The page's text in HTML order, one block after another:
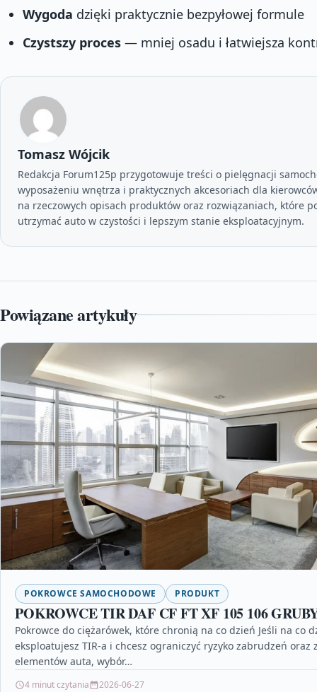
Wygoda dzięki praktycznie bezpyłowej formule
Czystszy proces— mniej osadu i łatwiejsza
Tomasz Wójcik
Redakcja Forum125p przygotowuje treści o pielęgnacji
wyposażeniu wnętrza i praktycznych akcesoriach dla
na rzeczowych opisach produktów oraz rozwiązaniach, które
utrzymać auto w czystości i lepszym stanie eksploatacyjnym.
Powiązane artykuły
POKROWCE SAMOCHODOWE PRODUKT
POKROWCE TIR DAF CF FT XF 105 106
Pokrowce do ciężarówek, które chronią na co dzień Jeśli na co
eksploatujesz TIR-a i chcesz ograniczyć ryzyko zabrudzeń oraz
elementów auta, wybór…
4 minut czytania 2026-06-27